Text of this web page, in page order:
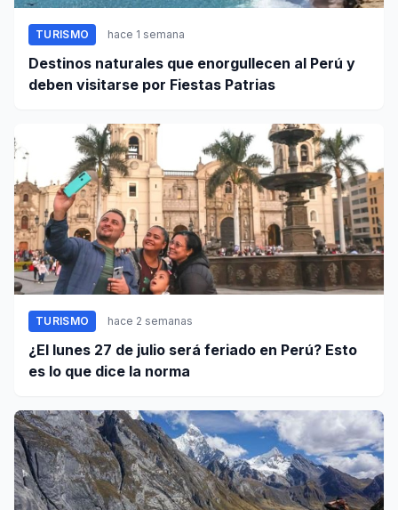
TURISMO hace 1 semana
Destinos naturales que enorgullecen al Perú y
deben visitarse por Fiestas Patrias
TURISMO hace 2 semanas
¿El lunes 27 de julio será feriado en Perú? Esto
es lo que dice la norma